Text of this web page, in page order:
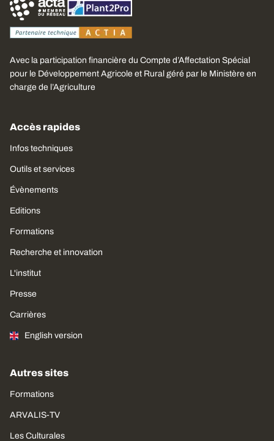
Avec la participation financière du Compte d’Affectation Spécial
pour le Développement Agricole et Rural géré par le Ministère en
charge de l’Agriculture
Accès rapides
Infos techniques
Outils et services
Évènements
Editions
Formations
Recherche et innovation
L'institut
Presse
Carrières
English version
Autres sites
Formations
ARVALIS-TV
Les Culturales